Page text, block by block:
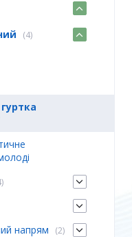
(4)
напрям (2)